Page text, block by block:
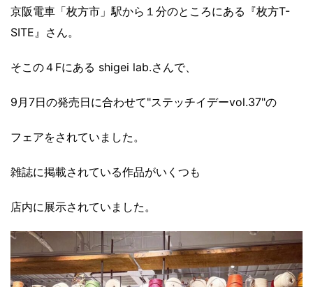
京阪電車「枚方市」駅から１分のところにある『枚方T-
SITE』さん。
そこの４Fにある shigei lab.さんで、
9月7日の発売日に合わせて"ステッチイデーvol.37"の
フェアをされていました。
雑誌に掲載されている作品がいくつも
店内に展示されていました。